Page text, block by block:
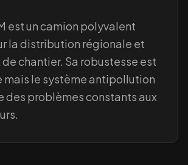
est un camion polyvalent
la distribution régionale et
chantier. Sa robustesse est
mais le système antipollution
des problèmes constants aux